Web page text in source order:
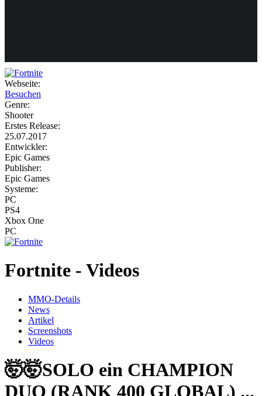
Webseite:
Besuchen
Genre:
Shooter
Erstes Release:
25.07.2017
Entwickler:
Epic Games
Publisher:
Epic Games
Systeme:
PC
PS4
Xbox One
PC
Fortnite - Videos
MMO-Details
News
Artikel
Screenshots
Videos
🤯🤯SOLO ein CHAMPION
DUO (RANK 400 GLOBAL) ...